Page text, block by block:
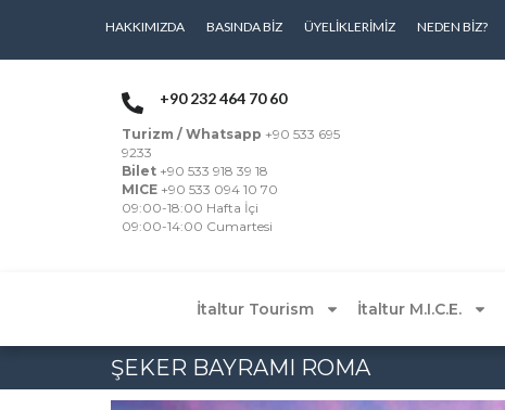
HAKKIMIZDA BASINDA BIZ ÜYELIKLERIMIZ NEDEN BIZ?
+90 232 464 70 60
Turizm / Whatsapp +90 533 695
9233
Bilet +90 533 918 39 18
MICE +90 533 094 10 70
09:00-18:00 Hafta İçi
09:00-14:00 Cumartesi
İtaltur Tourism İtaltur M.I.C.E.
ŞEKER BAYRAMI ROMA